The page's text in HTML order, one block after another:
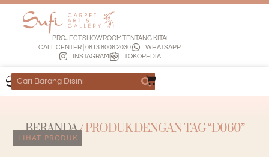
PROJECTSHOWROOMTENTANG KITA
CALL CENTER | 0813 8006 2030
WHATSAPP
INSTAGRAM
TOKOPEDIA
BERANDA/ PRODUK DENGAN TAG “D060”
LIHAT PRODUK